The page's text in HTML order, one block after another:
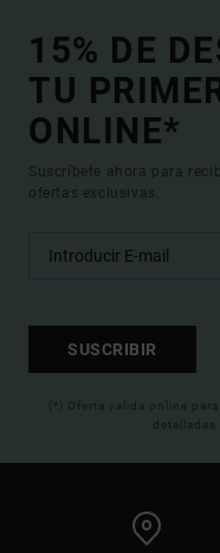
15% DE
TU
ONLINE*
Suscríbete ahora para
ofertas exclusivas.
SUSCRIBIR
(*) Oferta valida online